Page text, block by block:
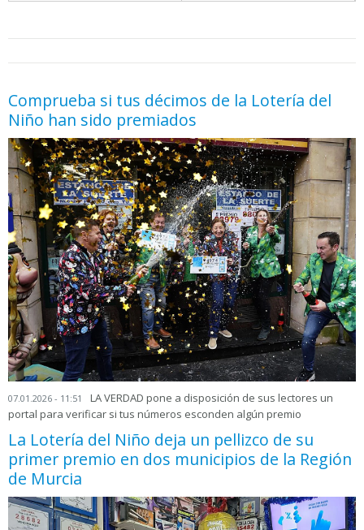
Comprueba si tus décimos de la Lotería del
Niño han sido premiados
07.01.2026 - 11:51
LA VERDAD pone a disposición de sus lectores un
portal para verificar si tus números esconden algún premio
La Lotería del Niño deja un pellizco de su
primer premio en dos municipios de la Región
de Murcia